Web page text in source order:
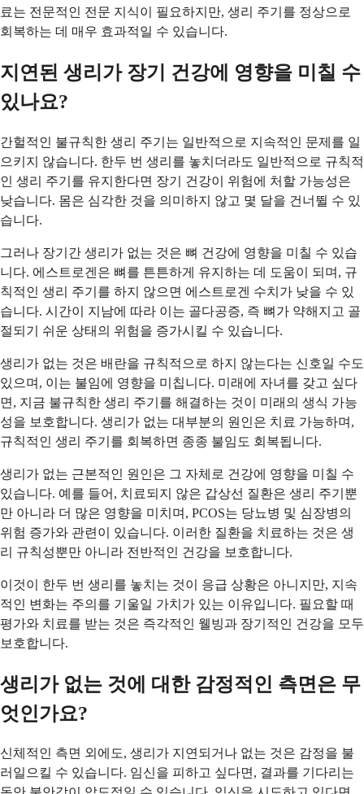
료는 전문적인 전문 지식이 필요하지만, 생리 주기를 정상으로
회복하는 데 매우 효과적일 수 있습니다.
지연된 생리가 장기 건강에 영향을 미칠 수
있나요?
간헐적인 불규칙한 생리 주기는 일반적으로 지속적인 문제를 일
으키지 않습니다. 한두 번 생리를 놓치더라도 일반적으로 규칙적
인 생리 주기를 유지한다면 장기 건강이 위험에 처할 가능성은
낮습니다. 몸은 심각한 것을 의미하지 않고 몇 달을 건너뛸 수 있
습니다.
그러나 장기간 생리가 없는 것은 뼈 건강에 영향을 미칠 수 있습
니다. 에스트로겐은 뼈를 튼튼하게 유지하는 데 도움이 되며, 규
칙적인 생리 주기를 하지 않으면 에스트로겐 수치가 낮을 수 있
습니다. 시간이 지남에 따라 이는 골다공증, 즉 뼈가 약해지고 골
절되기 쉬운 상태의 위험을 증가시킬 수 있습니다.
생리가 없는 것은 배란을 규칙적으로 하지 않는다는 신호일 수도
있으며, 이는 불임에 영향을 미칩니다. 미래에 자녀를 갖고 싶다
면, 지금 불규칙한 생리 주기를 해결하는 것이 미래의 생식 가능
성을 보호합니다. 생리가 없는 대부분의 원인은 치료 가능하며,
규칙적인 생리 주기를 회복하면 종종 불임도 회복됩니다.
생리가 없는 근본적인 원인은 그 자체로 건강에 영향을 미칠 수
있습니다. 예를 들어, 치료되지 않은 갑상선 질환은 생리 주기뿐
만 아니라 더 많은 영향을 미치며, PCOS는 당뇨병 및 심장병의
위험 증가와 관련이 있습니다. 이러한 질환을 치료하는 것은 생
리 규칙성뿐만 아니라 전반적인 건강을 보호합니다.
이것이 한두 번 생리를 놓치는 것이 응급 상황은 아니지만, 지속
적인 변화는 주의를 기울일 가치가 있는 이유입니다. 필요할 때
평가와 치료를 받는 것은 즉각적인 웰빙과 장기적인 건강을 모두
보호합니다.
생리가 없는 것에 대한 감정적인 측면은 무
엇인가요?
신체적인 측면 외에도, 생리가 지연되거나 없는 것은 감정을 불
러일으킬 수 있습니다. 임신을 피하고 싶다면, 결과를 기다리는